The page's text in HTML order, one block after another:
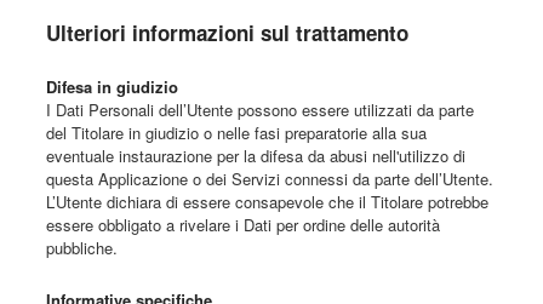
Ulteriori informazioni sul trattamento
Difesa in giudizio
I Dati Personali dell’Utente possono essere utilizzati da parte
del Titolare in giudizio o nelle fasi preparatorie alla sua
eventuale instaurazione per la difesa da abusi nell'utilizzo di
questa Applicazione o dei Servizi connessi da parte dell’Utente.
L’Utente dichiara di essere consapevole che il Titolare potrebbe
essere obbligato a rivelare i Dati per ordine delle autorità
pubbliche.